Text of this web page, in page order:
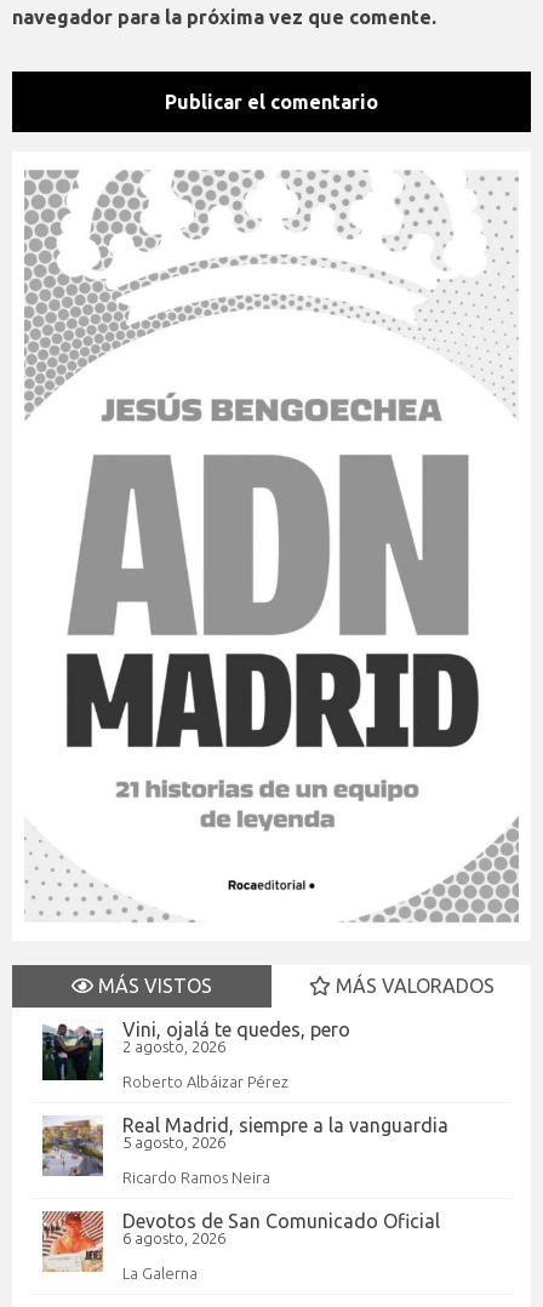
navegador para la próxima vez que comente.
MÁS VISTOS
MÁS VALORADOS
Vini, ojalá te quedes, pero
2 agosto, 2026
Roberto Albáizar Pérez
Real Madrid, siempre a la vanguardia
5 agosto, 2026
Ricardo Ramos Neira
Devotos de San Comunicado Oficial
6 agosto, 2026
La Galerna